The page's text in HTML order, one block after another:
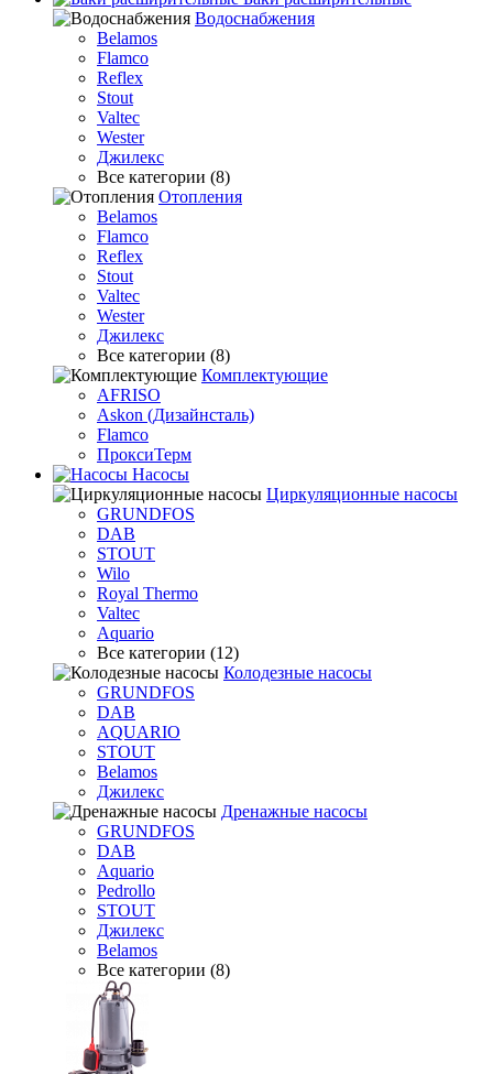
Водоснабжения
Belamos
Flamco
Reflex
Stout
Valtec
Wester
Джилекс
Все категории (8)
Отопления
Belamos
Flamco
Reflex
Stout
Valtec
Wester
Джилекс
Все категории (8)
Комплектующие
AFRISO
Askon (Дизайнсталь)
Flamco
ПроксиТерм
Насосы
Циркуляционные насосы
GRUNDFOS
DAB
STOUT
Wilo
Royal Thermo
Valtec
Aquario
Все категории (12)
Колодезные насосы
GRUNDFOS
DAB
AQUARIO
STOUT
Belamos
Джилекс
Дренажные насосы
GRUNDFOS
DAB
Aquario
Pedrollo
STOUT
Джилекс
Belamos
Все категории (8)